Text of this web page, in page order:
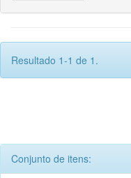
Resultado 1-1 de 1.
Conjunto de itens: